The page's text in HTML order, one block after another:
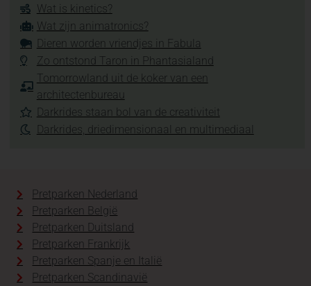
Wat is kinetics?
Wat zijn animatronics?
Dieren worden vriendjes in Fabula
Zo ontstond Taron in Phantasialand
Tomorrowland uit de koker van een
architectenbureau
Darkrides staan bol van de creativiteit
Darkrides, driedimensionaal en multimediaal
Pretparken Nederland
Pretparken België
Pretparken Duitsland
Pretparken Frankrijk
Pretparken Spanje en Italië
Pretparken Scandinavië